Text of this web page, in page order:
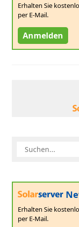
Erhalten Sie
per E-Mail.
Anmelden
Erhalten Sie
per E-Mail.